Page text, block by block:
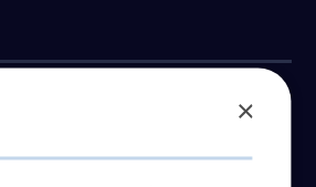
mit
aufgestellt.
×